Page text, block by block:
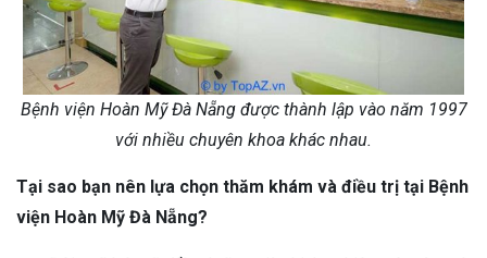
Bệnh viện Hoàn Mỹ Đà Nẵng được thành lập vào năm 1997
với nhiều chuyên khoa khác nhau.
Tại sao bạn nên lựa chọn thăm khám và điều trị tại Bệnh
viện Hoàn Mỹ Đà Nẵng?